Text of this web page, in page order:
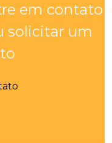
em contato
solicitar um